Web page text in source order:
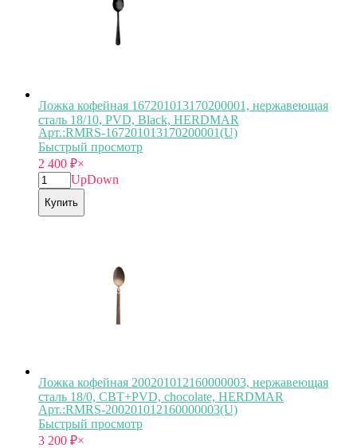
Ложка кофейная 167201013170200001, нержавеющая
сталь 18/10, PVD, Black, HERDMAR
Арт.:RMRS-167201013170200001(U)
Быстрый просмотр
2 400 ₽×
UpDown
Купить
Ложка кофейная 200201012160000003, нержавеющая
сталь 18/0, CBT+PVD, chocolate, HERDMAR
Арт.:RMRS-200201012160000003(U)
Быстрый просмотр
3 200 ₽×